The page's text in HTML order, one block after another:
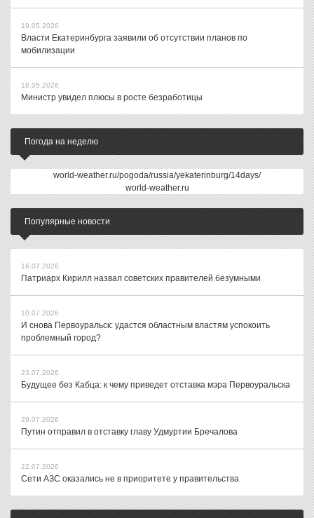
19.05.2026
Власти Екатеринбурга заявили об отсутствии планов по
мобилизации
18.05.2026
Министр увидел плюсы в росте безработицы
Погода на неделю
world-weather.ru/pogoda/russia/yekaterinburg/14days/
world-weather.ru
Популярные новости
16.07.2026
Патриарх Кирилл назвал советских правителей безумными
10.07.2026
И снова Первоуральск: удастся областным властям успокоить
проблемный город?
23.07.2026
Будущее без Кабца: к чему приведет отставка мэра Первоуральска
29.07.2026
Путин отправил в отставку главу Удмуртии Бречалова
22.07.2026
Сети АЗС оказались не в приоритете у правительства